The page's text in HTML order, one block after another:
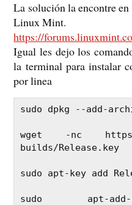
La solución la encontre
Linux Mint.
https://
Igual les dejo los
la terminal para instalar
por linea
sudo dpkg --add-
wget -nc https://
builds/Release.key
sudo apt-key add
sudo apt-